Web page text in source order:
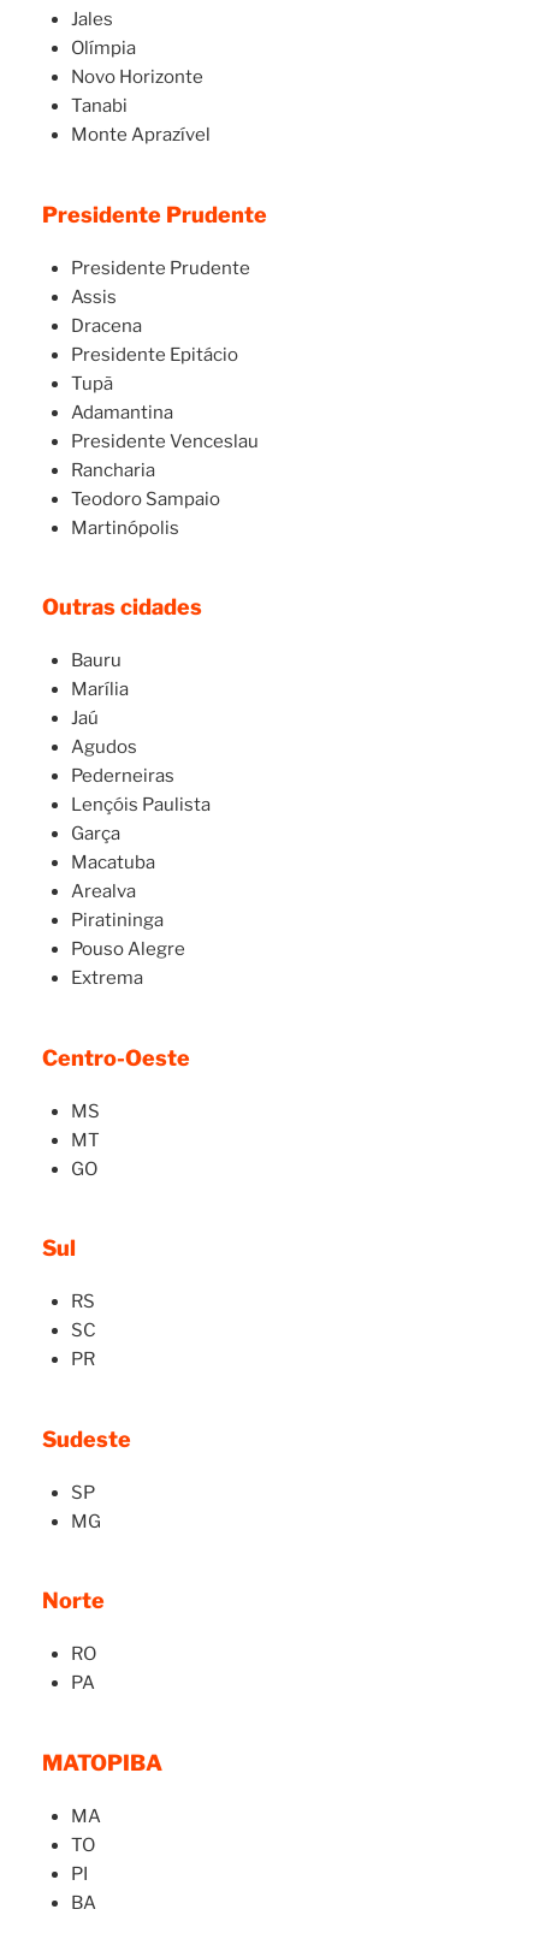
Jales
Olímpia
Novo Horizonte
Tanabi
Monte Aprazível
Presidente Prudente
Presidente Prudente
Assis
Dracena
Presidente Epitácio
Tupã
Adamantina
Presidente Venceslau
Rancharia
Teodoro Sampaio
Martinópolis
Outras cidades
Bauru
Marília
Jaú
Agudos
Pederneiras
Lençóis Paulista
Garça
Macatuba
Arealva
Piratininga
Pouso Alegre
Extrema
Centro-Oeste
MS
MT
GO
Sul
RS
SC
PR
Sudeste
SP
MG
Norte
RO
PA
MATOPIBA
MA
TO
PI
BA